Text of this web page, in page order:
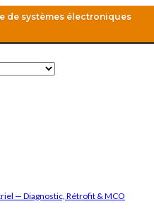
de systèmes électroniques
— Diagnostic, Rétrofit & MCO